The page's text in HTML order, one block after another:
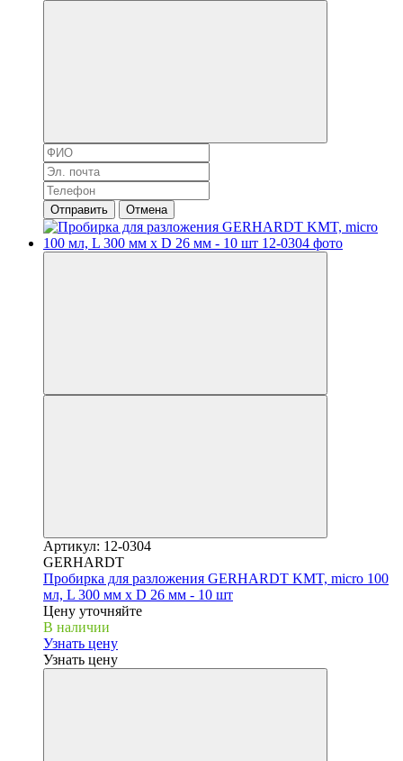
Отправить Отмена
Артикул: 12-0304
GERHARDT
Пробирка для разложения GERHARDT KMT, micro 100
мл, L 300 мм x D 26 мм - 10 шт
Цену уточняйте
В наличии
Узнать цену
Узнать цену